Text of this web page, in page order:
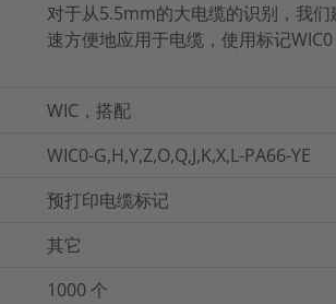
对于从5.5mm的大电缆的识别，我们
速方便地应用于电缆，使用标记WIC0
WIC，搭配
WIC0-G,H,Y,Z,O,Q,J,K,X,L-PA66-YE
预打印电缆标记
其它
1000 个